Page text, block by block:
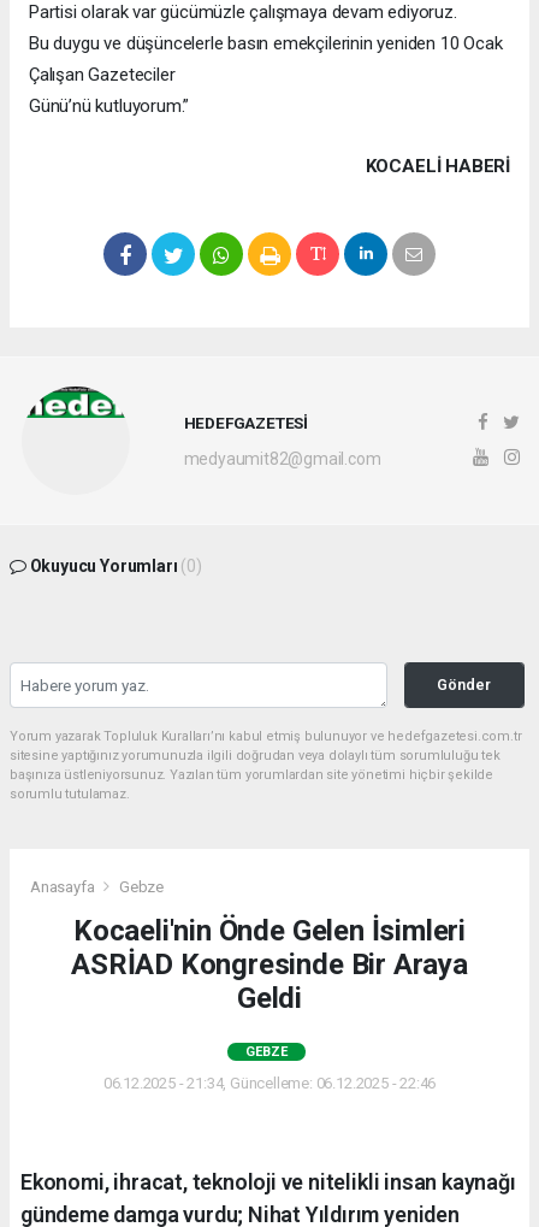
Partisi olarak var gücümüzle çalışmaya devam ediyoruz.
Bu duygu ve düşüncelerle basın emekçilerinin yeniden 10 Ocak
Çalışan Gazeteciler
Günü’nü kutluyorum.”
KOCAELI HABERİ
HEDEFGAZETESİ
medyaumit82@gmail.com
Okuyucu Yorumları (0)
Gönder
Yorum yazarak Topluluk Kuralları’nı kabul etmiş bulunuyor ve hedefgazetesi.com.tr
sitesine yaptığınız yorumunuzla ilgili doğrudan veya dolaylı tüm sorumluluğu tek
başınıza üstleniyorsunuz. Yazılan tüm yorumlardan site yönetimi hiçbir şekilde
sorumlu tutulamaz.
Anasayfa Gebze
Kocaeli'nin Önde Gelen İsimleri
ASRİAD Kongresinde Bir Araya
Geldi
GEBZE
06.12.2025 - 21:34, Güncelleme: 06.12.2025 - 22:46
Ekonomi, ihracat, teknoloji ve nitelikli insan kaynağı
gündeme damga vurdu; Nihat Yıldırım yeniden